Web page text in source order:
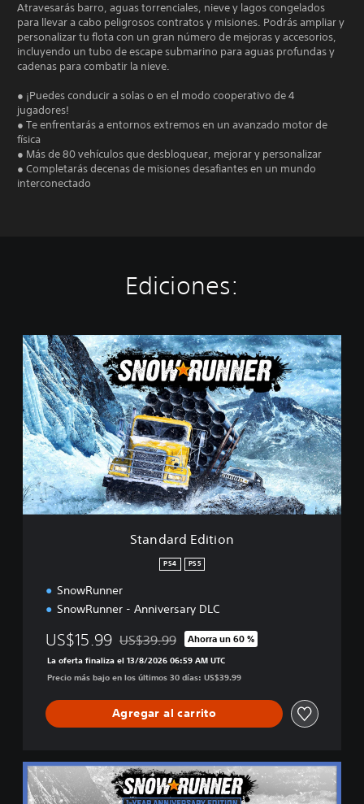
Atravesarás barro, aguas torrenciales, nieve y lagos congelados
para llevar a cabo peligrosos contratos y misiones. Podrás ampliar y
personalizar tu flota con un gran número de mejoras y accesorios,
incluyendo un tubo de escape submarino para aguas profundas y
cadenas para combatir la nieve.
● ¡Puedes conducir a solas o en el modo cooperativo de 4
jugadores!
● Te enfrentarás a entornos extremos en un avanzado motor de
física
● Más de 80 vehículos que desbloquear, mejorar y personalizar
● Completarás decenas de misiones desafiantes en un mundo
interconectado
Ediciones:
S
t
a
n
d
a
r
d
E
d
i
t
Standard Edition
PS4 PS5
SnowRunner
SnowRunner - Anniversary DLC
US$15.99 Rebajado del precio original de US$39.99
US$39.99 Ahorra un 60 %
La oferta finaliza el 13/8/2026 06:59 AM UTC
Precio más bajo en los últimos 30 días: US$39.99
Agregar al carrito